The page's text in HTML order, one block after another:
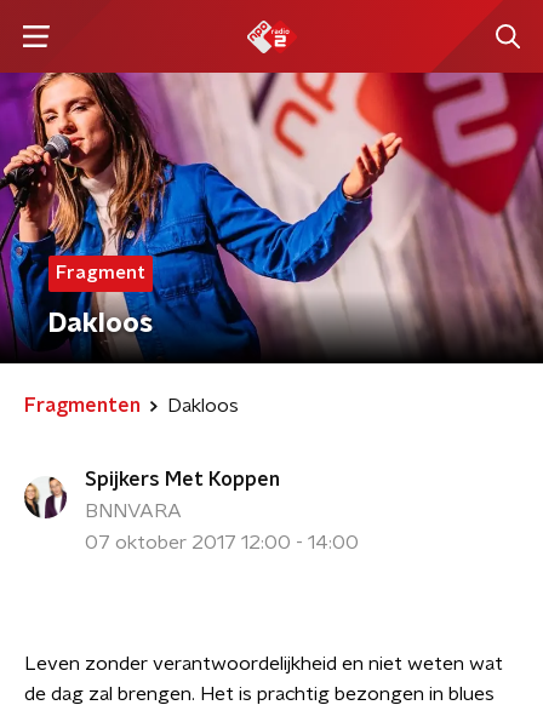
Fragment
Dakloos
Fragmenten Dakloos
Spijkers Met Koppen
BNNVARA
07 oktober 2017 12:00 - 14:00
Leven zonder verantwoordelijkheid en niet weten wat
de dag zal brengen. Het is prachtig bezongen in blues